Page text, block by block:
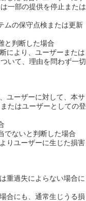
一部の提供を停止または
ムの保守点検または更新
と判断した場合
により、ユーザーまたは
いて、理由を問わず一切
ユーザーに対して、本サ
たはユーザーとしての登
でないと判断した場合
りユーザーに生じた損害
重過失によらない場合に
合にも、通常生じうる損